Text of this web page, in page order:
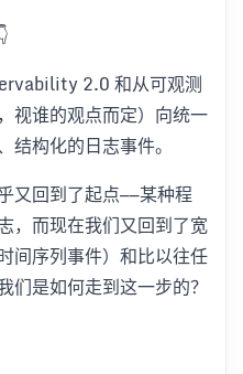
2.0 和从可观测
视谁的观点而定）向统一
构化的日志事件。
又回到了起点——某种程
，而现在我们又回到了宽
间序列事件）和比以往任
们是如何走到这一步的？